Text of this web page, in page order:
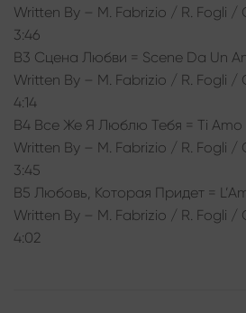
Written By – M. Fabrizio / R. Fogli /
3:46
B3 Сцена Любви = Scene Da Un
Written By – M. Fabrizio / R. Fogli /
4:14
B4 Все Же Я Люблю Тебя = Ti Amo
Written By – M. Fabrizio / R. Fogli /
3:45
B5 Любовь, Которая Придет =
Written By – M. Fabrizio / R. Fogli /
4:02